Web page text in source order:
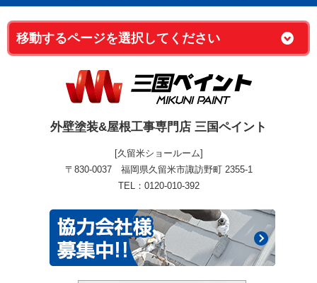
外壁塗装&屋根工事専門店 三国ペイント
[久留米ショールーム]
〒830-0037 福岡県久留米市諏訪野町 2355-1
TEL：0120-010-392